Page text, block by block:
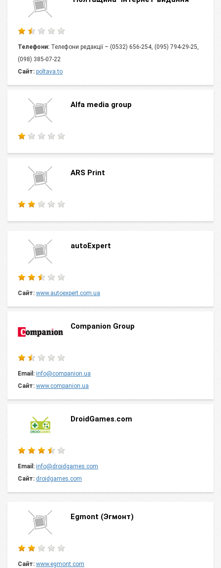
Телефони: Телефони редакції – (0532) 656-254, (095) 794-29-25,
(098) 385-07-22
Сайт: poltava.to
Alfa media group
ARS Print
autoExpert
Сайт: www.autoexpert.com.ua
Companion Group
Email: info@companion.ua
Сайт: www.companion.ua
DroidGames.com
Email: info@droidgames.com
Сайт: droidgames.com
Egmont (Эгмонт)
Сайт: www.egmont.com